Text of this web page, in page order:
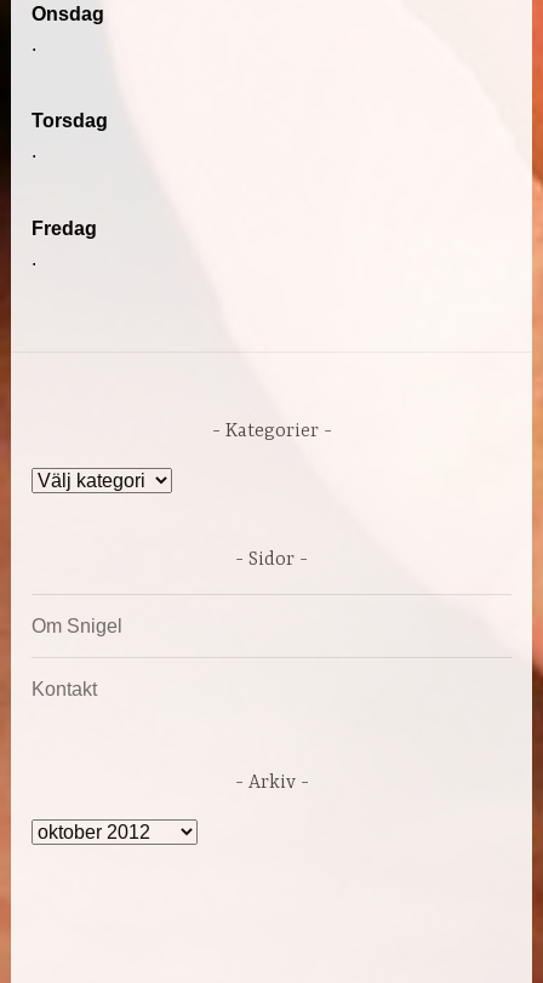
Onsdag
.
Torsdag
.
Fredag
.
Kategorier
Kategorier
Sidor
Om Snigel
Kontakt
Arkiv
Arkiv